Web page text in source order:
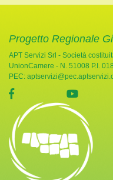
Progetto Regionale
APT Servizi Srl - Società
UnionCamere - N. 51008 P.I.
PEC:
visita la paginavisita